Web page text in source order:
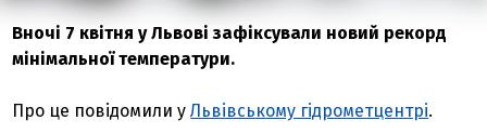
Вночі 7 квітня у Львові зафіксували новий рекорд
мінімальної температури.
Про це повідомили уЛьвівському гідрометцентрі.